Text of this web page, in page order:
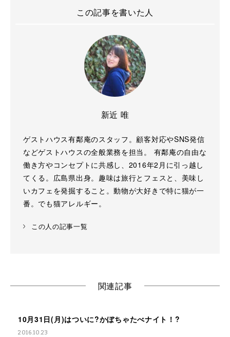
この記事を書いた人
新近 唯
ゲストハウス有鄰庵のスタッフ。顧客対応やSNS発信
などゲストハウスの全般業務を担当。 有鄰庵の自由な
働き方やコンセプトに共感し、2016年2月に引っ越し
てくる。広島県出身。趣味は旅行とフェスと、美味し
いカフェを発掘すること。動物が大好きで特に猫が一
番。でも猫アレルギー。
この人の記事一覧
関連記事
10月31日(月)はついに?かぼちゃたべナイト！?
2016.10.23